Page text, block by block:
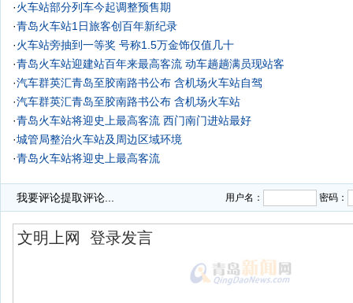
·火车站部分列车今起调整预售期
·青岛火车站1日旅客创百年新纪录
·火车站旁抽到一等奖 号称1.5万金饰仅值几十
·青岛火车站迎建站百年来最高客流 动车趟趟满员现站客
·汽车群英汇青岛至胶南路书公布 含机场火车站自驾
·汽车群英汇青岛至胶南路书公布 含机场火车站
·青岛火车站将迎史上最高客流 西门南门进站最好
·城管局整治火车站及周边区域环境
·青岛火车站将迎史上最高客流
我要评论提取评论... 用户名： 密码：